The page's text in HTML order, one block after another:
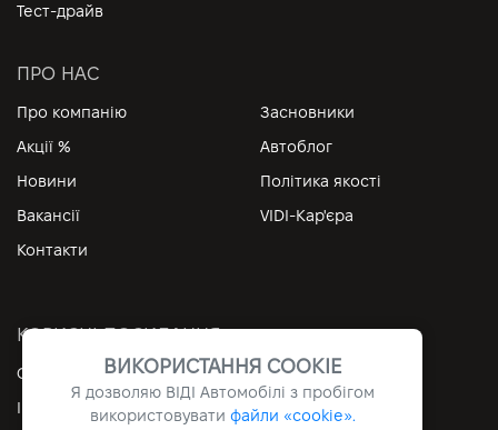
Тест-драйв
ПРО НАС
Про компанію
Засновники
Акції %
Автоблог
Новини
Політика якості
Вакансії
VIDI-Кар'єра
Контакти
КОРИСНІ ПОСИЛАННЯ
Особистий кабінет
Контакти
Інформація
ВИКОРИСТАННЯ COOKIE
Я дозволяю ВІДІ Автомобілі з пробігом
використовувати файли «cookie».